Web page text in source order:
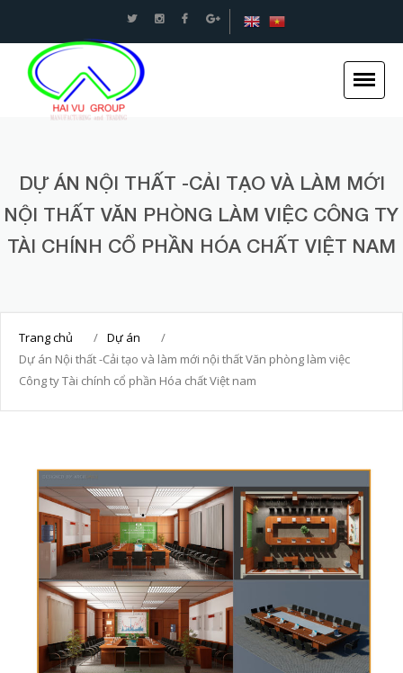
Trang chủ
Dịch vụ
Tuyển dụng
Liên hệ
An toàn Giao thông - Kết cấu thép Xây dựng -Hải
Vũ Group
DỰ ÁN NỘI THẤT -CẢI TẠO VÀ LÀM MỚI
NỘI THẤT VĂN PHÒNG LÀM VIỆC CÔNG TY
TÀI CHÍNH CỔ PHẦN HÓA CHẤT VIỆT NAM
Trang chủ / Dự án
/
Dự án Nội thất -Cải tạo và làm mới nội thất Văn phòng làm việc
Công ty Tài chính cổ phần Hóa chất Việt nam